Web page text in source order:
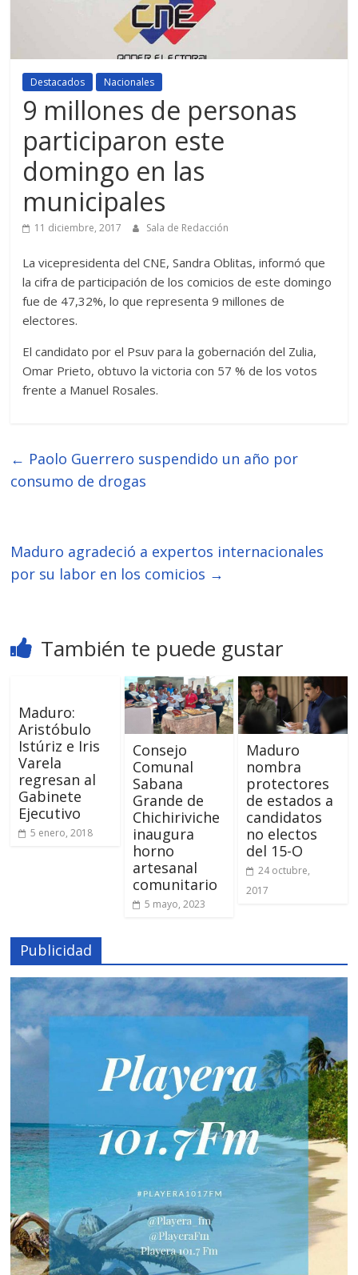
Destacados Nacionales
9 millones de personas
participaron este
domingo en las
municipales
11 diciembre, 2017 Sala de Redacción
La vicepresidenta del CNE, Sandra Oblitas, informó que
la cifra de participación de los comicios de este domingo
fue de 47,32%, lo que representa 9 millones de
electores.
El candidato por el Psuv para la gobernación del Zulia,
Omar Prieto, obtuvo la victoria con 57 % de los votos
frente a Manuel Rosales.
← Paolo Guerrero suspendido un año por
consumo de drogas
Maduro agradeció a expertos internacionales
por su labor en los comicios →
También te puede gustar
Maduro:
Aristóbulo
Istúriz e Iris
Varela
regresan al
Gabinete
Ejecutivo
5 enero, 2018
Consejo
Comunal
Sabana
Grande de
Chichiriviche
inaugura
horno
artesanal
comunitario
5 mayo, 2023
Maduro
nombra
protectores
de estados a
candidatos
no electos
del 15-O
24 octubre,
2017
Publicidad